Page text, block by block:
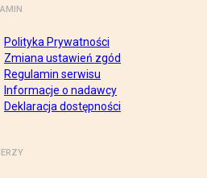
Polityka Prywatności
Zmiana ustawień zgód
Regulamin serwisu
Informacje o nadawcy
Deklaracja dostępności